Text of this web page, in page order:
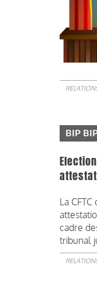
BIP
La
cadre
tribunal